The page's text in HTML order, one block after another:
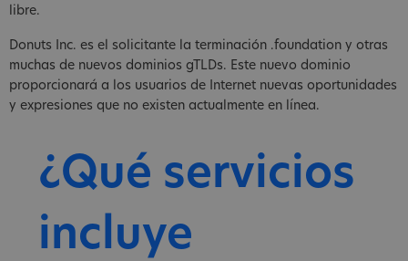
libre.
Donuts Inc. es el solicitante la terminación .foundation y otras
muchas de nuevos dominios gTLDs. Este nuevo dominio
proporcionará a los usuarios de Internet nuevas oportunidades
y expresiones que no existen actualmente en línea.
¿Qué servicios
incluye